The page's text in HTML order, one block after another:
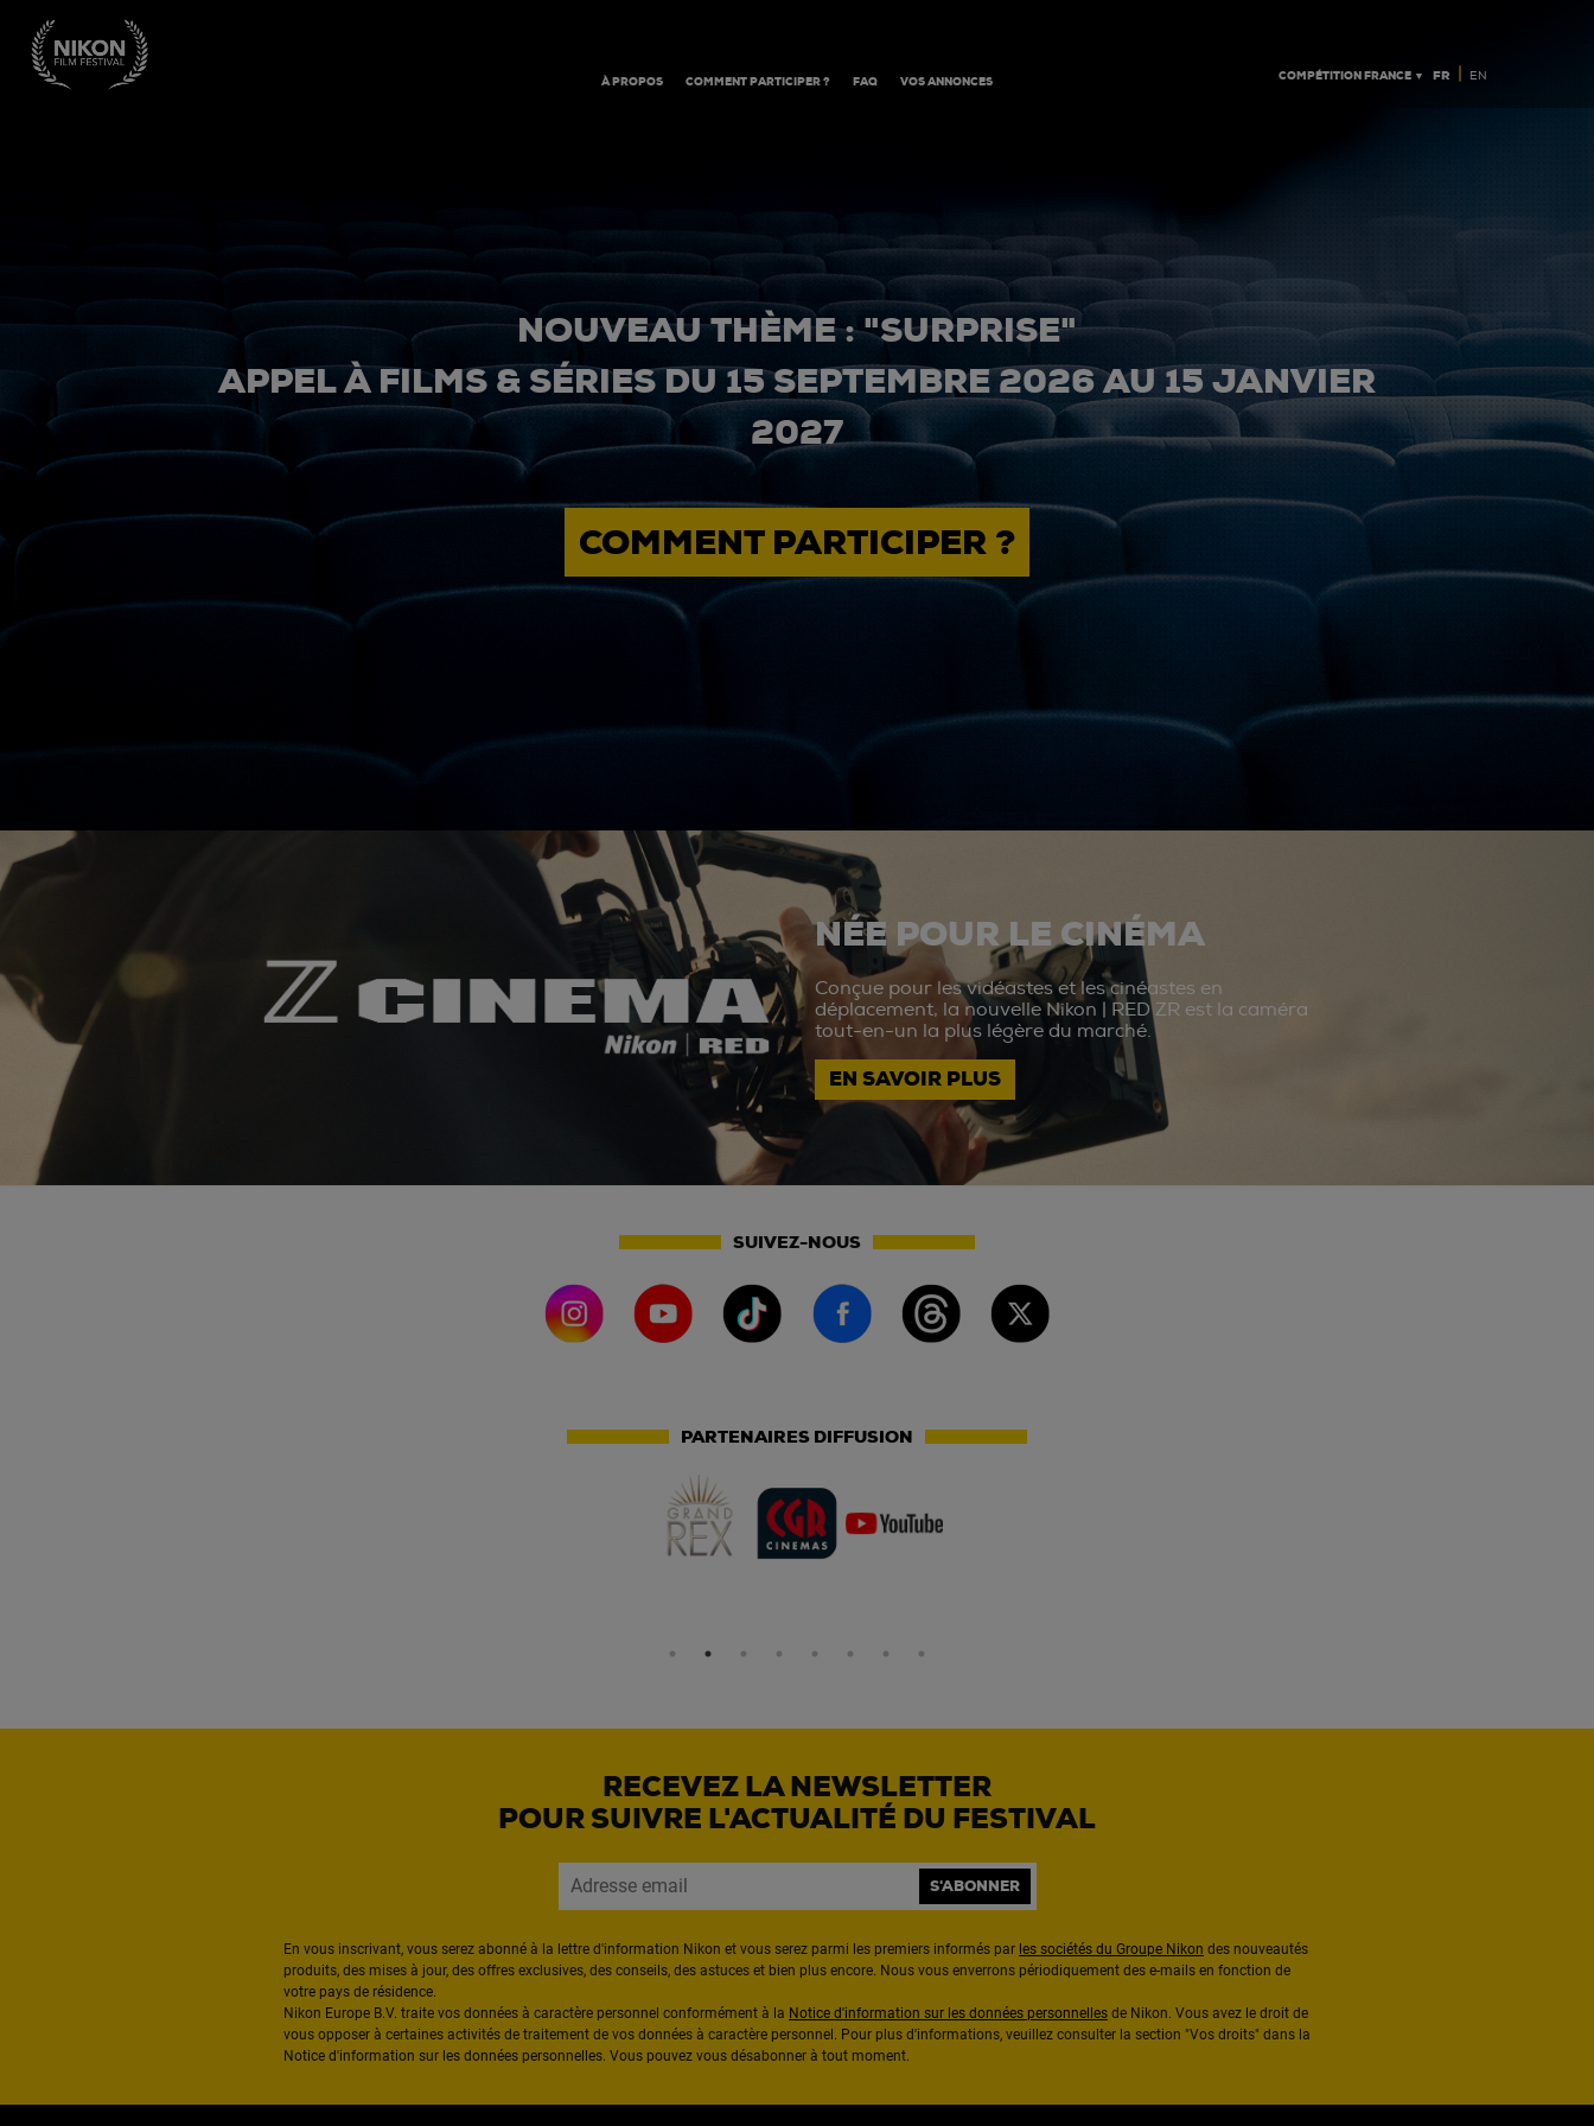
À PROPOS COMMENT PARTICIPER ? FAQ VOS ANNONCES COMPÉTITION FRANCE ▼ FR | EN
NOUVEAU THÈME : "SURPRISE"
APPEL À FILMS & SÉRIES DU 15 SEPTEMBRE 2026 AU 15 JANVIER
2027
COMMENT PARTICIPER ?
NÉE POUR LE CINÉMA
Conçue pour les vidéastes et les cinéastes en
déplacement, la nouvelle Nikon | RED ZR est la caméra
tout-en-un la plus légère du marché.
EN SAVOIR PLUS
SUIVEZ-NOUS
PARTENAIRES DIFFUSION
RECEVEZ LA NEWSLETTER
POUR SUIVRE L'ACTUALITÉ DU FESTIVAL
S'ABONNER
En vous inscrivant, vous serez abonné à la lettre d'information Nikon et vous serez parmi les premiers informés par les sociétés du Groupe Nikon des nouveautés
produits, des mises à jour, des offres exclusives, des conseils, des astuces et bien plus encore. Nous vous enverrons périodiquement des e-mails en fonction de
votre pays de résidence.
Nikon Europe B.V. traite vos données à caractère personnel conformément à la Notice d'information sur les données personnelles de Nikon. Vous avez le droit de
vous opposer à certaines activités de traitement de vos données à caractère personnel. Pour plus d'informations, veuillez consulter la section "Vos droits" dans la
Notice d'information sur les données personnelles. Vous pouvez vous désabonner à tout moment.